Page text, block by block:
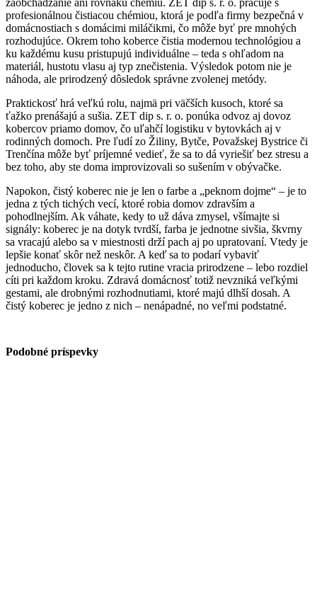
zaobchádzanie ani rovnakú chémiu. ZET dip s. r. o. pracuje s
profesionálnou čistiacou chémiou, ktorá je podľa firmy bezpečná v
domácnostiach s domácimi miláčikmi, čo môže byť pre mnohých
rozhodujúce. Okrem toho koberce čistia modernou technológiou a
ku každému kusu pristupujú individuálne – teda s ohľadom na
materiál, hustotu vlasu aj typ znečistenia. Výsledok potom nie je
náhoda, ale prirodzený dôsledok správne zvolenej metódy.
Praktickosť hrá veľkú rolu, najmä pri väčších kusoch, ktoré sa
ťažko prenášajú a sušia. ZET dip s. r. o. ponúka odvoz aj dovoz
kobercov priamo domov, čo uľahčí logistiku v bytovkách aj v
rodinných domoch. Pre ľudí zo Žiliny, Bytče, Považskej Bystrice či
Trenčína môže byť príjemné vedieť, že sa to dá vyriešiť bez stresu a
bez toho, aby ste doma improvizovali so sušením v obývačke.
Napokon, čistý koberec nie je len o farbe a „peknom dojme“ – je to
jedna z tých tichých vecí, ktoré robia domov zdravším a
pohodlnejším. Ak váhate, kedy to už dáva zmysel, všímajte si
signály: koberec je na dotyk tvrdší, farba je jednotne sivšia, škvrny
sa vracajú alebo sa v miestnosti drží pach aj po upratovaní. Vtedy je
lepšie konať skôr než neskôr. A keď sa to podarí vybaviť
jednoducho, človek sa k tejto rutine vracia prirodzene – lebo rozdiel
cíti pri každom kroku. Zdravá domácnosť totiž nevzniká veľkými
gestami, ale drobnými rozhodnutiami, ktoré majú dlhší dosah. A
čistý koberec je jedno z nich – nenápadné, no veľmi podstatné.
Podobné príspevky